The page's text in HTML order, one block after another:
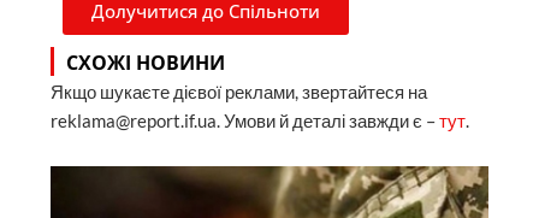
Долучитися до Спільноти
СХОЖІ НОВИНИ
Якщо шукаєте дієвої реклами, звертайтеся на
reklama@report.if.ua. Умови й деталі завжди є –тут.